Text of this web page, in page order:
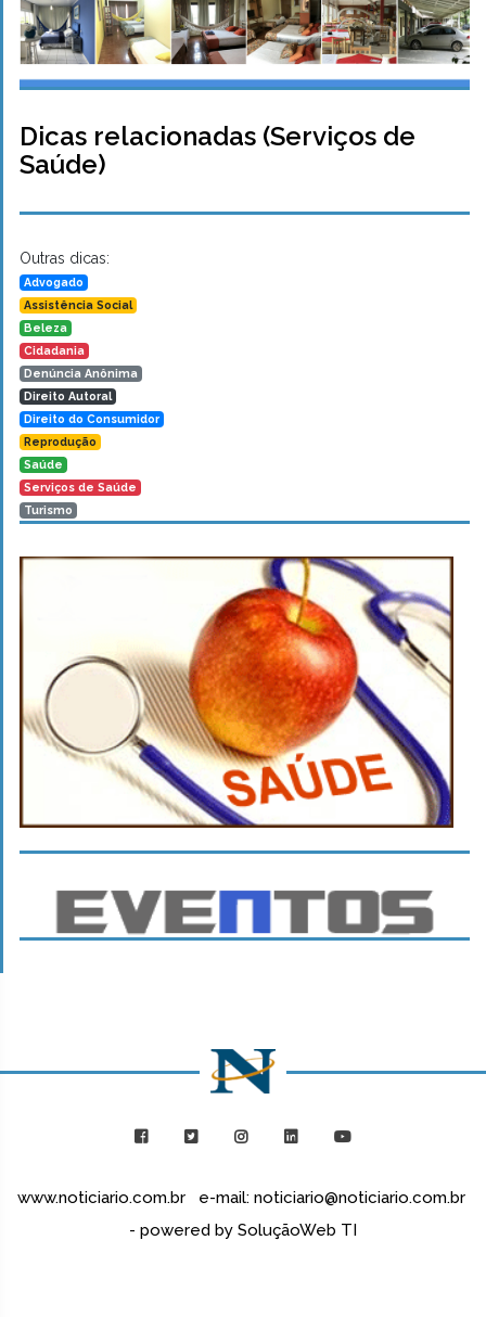
Dicas relacionadas (Serviços de
Saúde)
Outras dicas:
Advogado
Assistência Social
Beleza
Cidadania
Denúncia Anônima
Direito Autoral
Direito do Consumidor
Reprodução
Saúde
Serviços de Saúde
Turismo
www.noticiario.com.br e-mail: noticiario@noticiario.com.br
- powered by SoluçãoWeb TI